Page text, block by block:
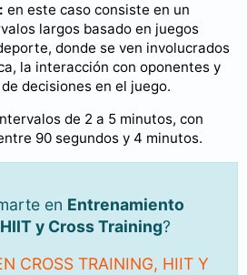
en este caso consiste en un
largos basado en juegos
donde se ven involucrados
la interacción con oponentes y
decisiones en el juego.
de 2 a 5 minutos, con
90 segundos y 4 minutos.
en Entrenamiento
y Cross Training?
CROSS TRAINING, HIIT Y